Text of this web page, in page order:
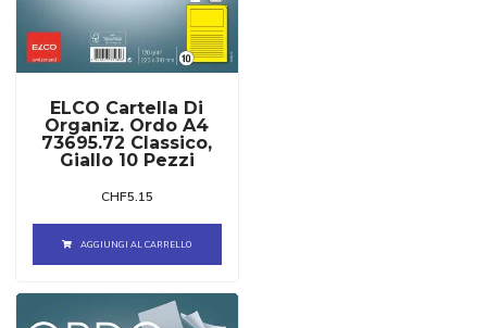
ELCO Cartella Di
Organiz. Ordo A4
73695.72 Classico,
Giallo 10 Pezzi
CHF5.15
AGGIUNGI AL CARRELLO